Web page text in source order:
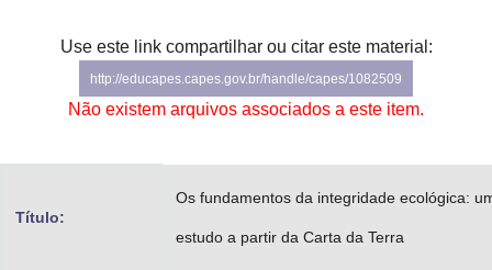
Secretaria de Governo
Gabinete de Segurança Institucional
Use este link compartilhar ou citar este material:
http://educapes.capes.gov.br/handle/capes/1082509
Não existem arquivos associados a este item.
Título:
Os fundamentos da integridade ecológica:
estudo a partir da Carta da Terra